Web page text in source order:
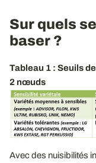
Sur quels
baser ?
Tableau 1 : Seuils
2 nœuds
Avec des nuisibilités